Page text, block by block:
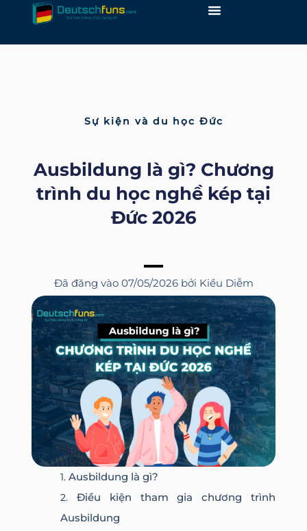
Sự kiện và du học Đức
Ausbildung là gì? Chương
trình du học nghề kép tại
Đức 2026
Đã đăng vào 07/05/2026 bởi Kiều Diễm
Ausbildung là gì?
Điều kiện tham gia chương trình
Ausbildung